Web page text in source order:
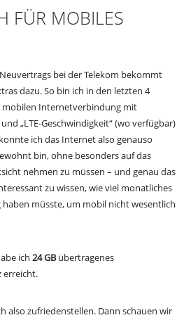
FÜR MOBILES
bei der Telekom bekommt
dazu. So bin ich in den letzten 4
mobilen Internetverbindung mit
„LTE-Geschwindigkeit“ (wo verfügbar)
ich das Internet also genauso
bin, ohne besonders auf das
nehmen zu müssen – und genau das
zu wissen, wie viel monatliches
müsste, um mobil nicht wesentlich
ich 24 GBübertragenes
erreicht.
also zufriedenstellen. Dann schauen wir